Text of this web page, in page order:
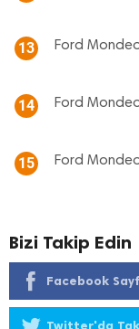
13 Ford
14 Ford
15 Ford
Bizi Takip Edin
Facebook
Twitter'da